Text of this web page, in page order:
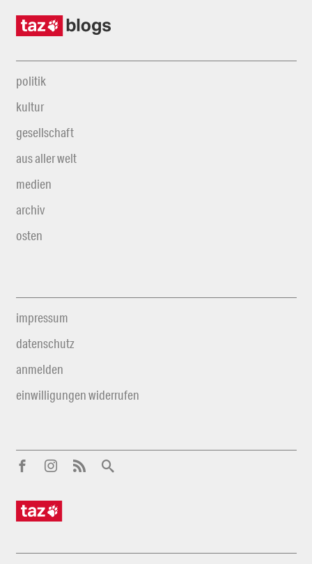
politik
kultur
gesellschaft
aus aller welt
medien
archiv
osten
impressum
datenschutz
anmelden
einwilligungen widerrufen